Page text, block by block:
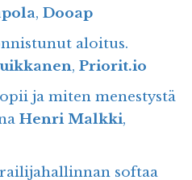
, Dooap
aloitus.
, ⁠Priorit.io⁠
ja miten menestystä
Henri Malkki,
softaa